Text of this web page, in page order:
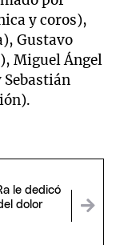
y coros),
Gustavo
Miguel Ángel
le dedicó
dolor